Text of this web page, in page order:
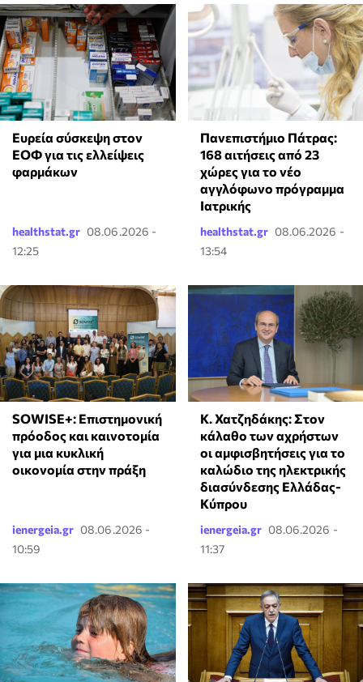
Ευρεία σύσκεψη στον
ΕΟΦ για τις ελλείψεις
φαρμάκων
healthstat.gr 08.06.2026 -
12:25
Πανεπιστήμιο Πάτρας:
168 αιτήσεις από 23
χώρες για το νέο
αγγλόφωνο πρόγραμμα
Ιατρικής
healthstat.gr 08.06.2026 -
13:54
SOWISE+: Επιστημονική
πρόοδος και καινοτομία
για μια κυκλική
οικονομία στην πράξη
ienergeia.gr 08.06.2026 -
10:59
Κ. Χατζηδάκης: Στον
κάλαθο των αχρήστων
οι αμφισβητήσεις για το
καλώδιο της ηλεκτρικής
διασύνδεσης Ελλάδας-
Κύπρου
ienergeia.gr 08.06.2026 -
11:37